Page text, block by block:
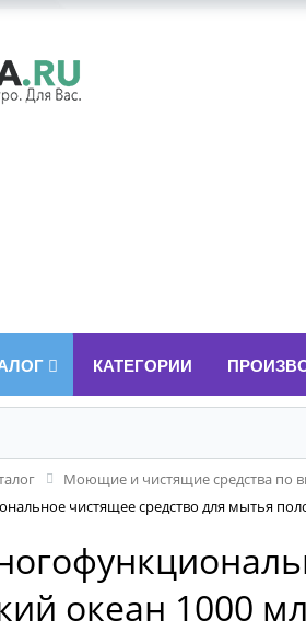
КАТЕГОРИИ
Моющие и чистящие средства по
чистящее средство для мытья
океан 1000 мл